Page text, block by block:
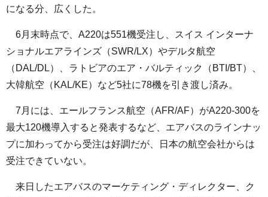
になる分、広くした。
6月末時点で、A220は551機受注し、スイス インターナ
ショナルエアラインズ（SWR/LX）やデルタ航空
（DAL/DL）、ラトビアのエア・バルティック（BTI/BT）、
大韓航空（KAL/KE）など5社に78機を引き渡し済み。
7月には、エールフランス航空（AFR/AF）がA220-300を
最大120機導入すると発表するなど、エアバスのラインナッ
プに加わってから受注は好調だが、日本の航空会社からは
受注できていない。
来日したエアバスのマーケティング・ディレクター、ク